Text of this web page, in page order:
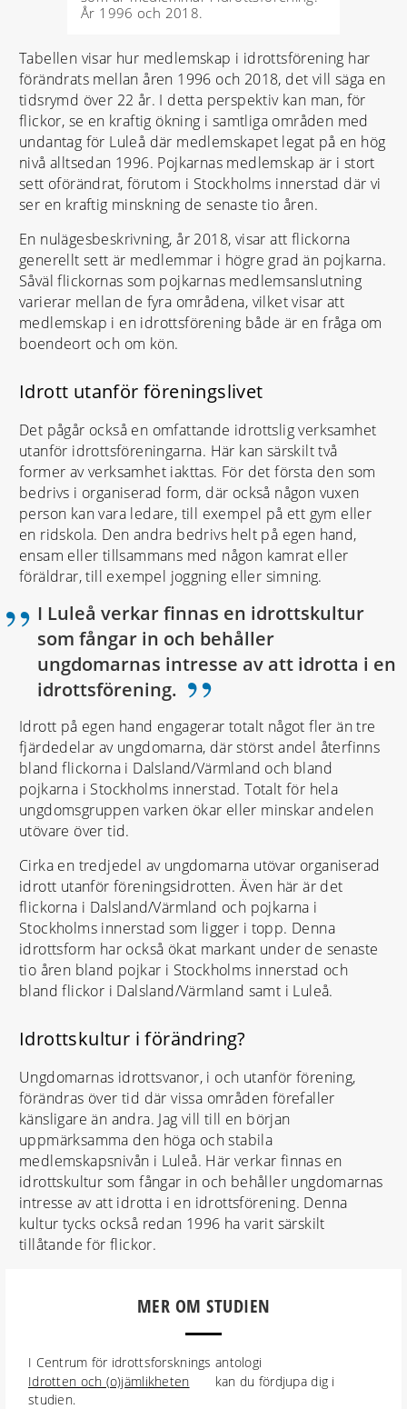
År 1996 och 2018.
Tabellen visar hur medlemskap i idrottsförening har
förändrats mellan åren 1996 och 2018, det vill säga en
tidsrymd över 22 år. I detta perspektiv kan man, för
flickor, se en kraftig ökning i samtliga områden med
undantag för Luleå där medlemskapet legat på en hög
nivå alltsedan 1996. Pojkarnas medlemskap är i stort
sett oförändrat, förutom i Stockholms innerstad där vi
ser en kraftig minskning de senaste tio åren.
En nulägesbeskrivning, år 2018, visar att flickorna
generellt sett är medlemmar i högre grad än pojkarna.
Såväl flickornas som pojkarnas medlemsanslutning
varierar mellan de fyra områdena, vilket visar att
medlemskap i en idrottsförening både är en fråga om
boendeort och om kön.
Idrott utanför föreningslivet
Det pågår också en omfattande idrottslig verksamhet
utanför idrottsföreningarna. Här kan särskilt två
former av verksamhet iakttas. För det första den som
bedrivs i organiserad form, där också någon vuxen
person kan vara ledare, till exempel på ett gym eller
en ridskola. Den andra bedrivs helt på egen hand,
ensam eller tillsammans med någon kamrat eller
föräldrar, till exempel joggning eller simning.
I Luleå verkar finnas en idrottskultur
som fångar in och behåller
ungdomarnas intresse av att idrotta i en
idrottsförening. ”
Idrott på egen hand engagerar totalt något fler än tre
fjärdedelar av ungdomarna, där störst andel återfinns
bland flickorna i Dalsland/Värmland och bland
pojkarna i Stockholms innerstad. Totalt för hela
ungdomsgruppen varken ökar eller minskar andelen
utövare över tid.
Cirka en tredjedel av ungdomarna utövar organiserad
idrott utanför föreningsidrotten. Även här är det
flickorna i Dalsland/Värmland och pojkarna i
Stockholms innerstad som ligger i topp. Denna
idrottsform har också ökat markant under de senaste
tio åren bland pojkar i Stockholms innerstad och
bland flickor i Dalsland/Värmland samt i Luleå.
Idrottskultur i förändring?
Ungdomarnas idrottsvanor, i och utanför förening,
förändras över tid där vissa områden förefaller
känsligare än andra. Jag vill till en början
uppmärksamma den höga och stabila
medlemskapsnivån i Luleå. Här verkar finnas en
idrottskultur som fångar in och behåller ungdomarnas
intresse av att idrotta i en idrottsförening. Denna
kultur tycks också redan 1996 ha varit särskilt
tillåtande för flickor.
MER OM STUDIEN
I Centrum för idrottsforsknings antologi
Idrotten och (o)jämlikheten
kan du fördjupa dig i
studien.